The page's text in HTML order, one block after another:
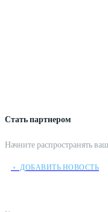
Стать партнером
Начните распространять
﹢ ДОБАВИТЬ НОВОСТЬ